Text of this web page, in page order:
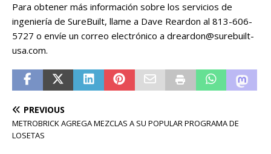
Para obtener más información sobre los servicios de
ingeniería de SureBuilt, llame a Dave Reardon al 813-606-
5727 o envíe un correo electrónico a dreardon@surebuilt-
usa.com.
PREVIOUS
METROBRICK AGREGA MEZCLAS A SU POPULAR PROGRAMA DE
LOSETAS